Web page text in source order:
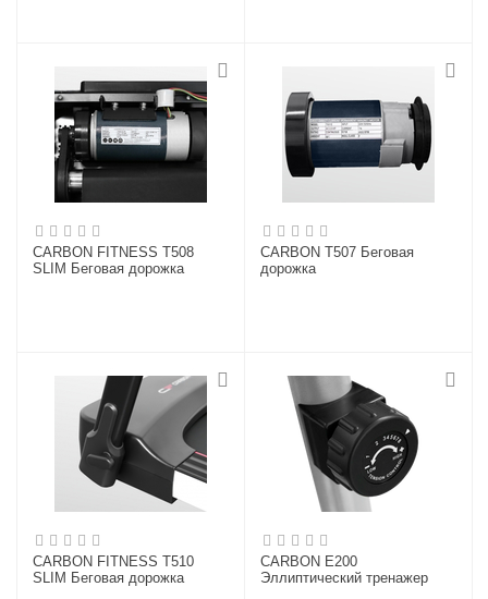
CARBON FITNESS T508
SLIM Беговая дорожка
CARBON T507 Беговая
дорожка
CARBON FITNESS T510
SLIM Беговая дорожка
CARBON E200
Эллиптический тренажер